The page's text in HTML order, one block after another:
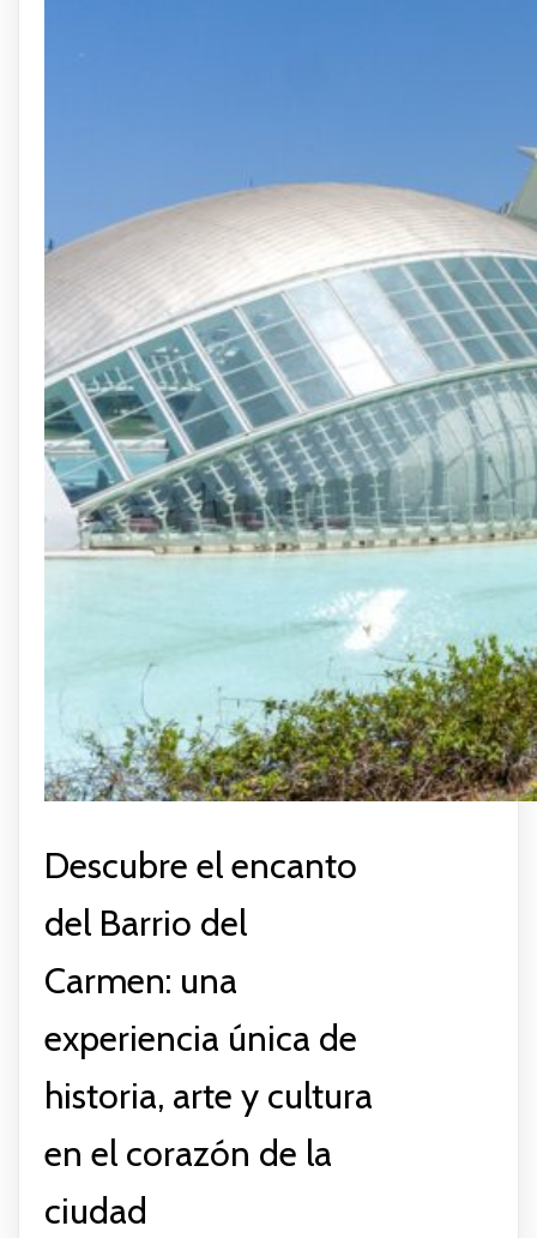
Descubre el encanto
del Barrio del
Carmen: una
experiencia única de
historia, arte y cultura
en el corazón de la
ciudad